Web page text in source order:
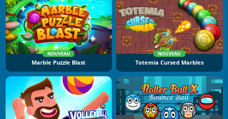
NOUVEAU
Marble Puzzle Blast
NOUVEAU
Totemia Cursed Marbles